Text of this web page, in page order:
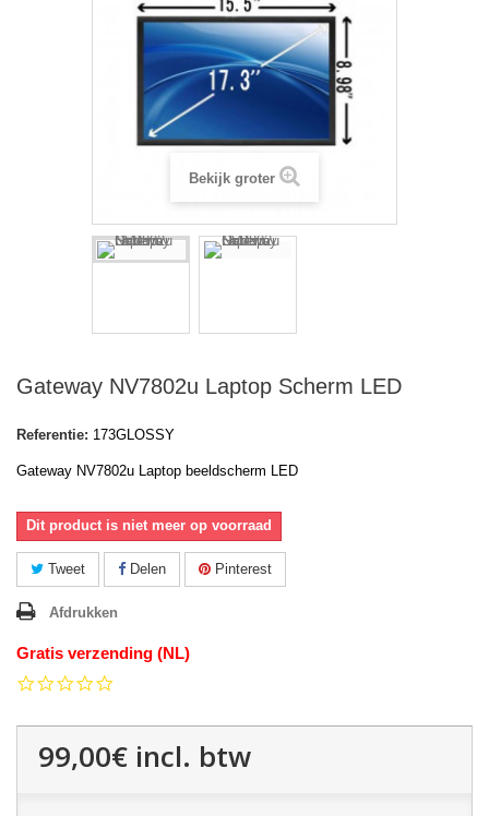
Bekijk groter
Gateway NV7802u Laptop Scherm LED
Referentie: 173GLOSSY
Gateway NV7802u Laptop beeldscherm LED
Dit product is niet meer op voorraad
Tweet Delen Pinterest
Afdrukken
Gratis verzending (NL)
99,00€ incl. btw